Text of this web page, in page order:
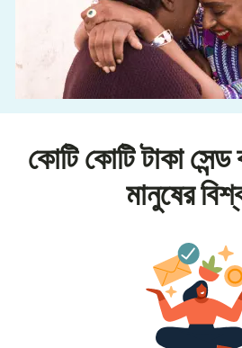
কোটি কোটি টাকা
মানুষের